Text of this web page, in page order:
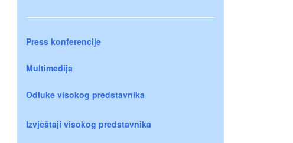
Press konferencije
Multimedija
Odluke visokog predstavnika
Izvještaji visokog predstavnika